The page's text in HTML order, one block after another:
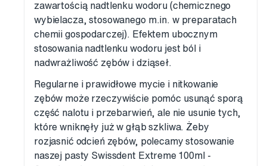
zawartością nadtlenku wodoru (chemicznego
wybielacza, stosowanego m.in. w preparatach
chemii gospodarczej). Efektem ubocznym
stosowania nadtlenku wodoru jest ból i
nadwrażliwość zębów i dziąseł.
Regularne i prawidłowe mycie i nitkowanie
zębów może rzeczywiście pomóc usunąć sporą
część nalotu i przebarwień, ale nie usunie tych,
które wniknęły już w głąb szkliwa. Żeby
rozjasnić odcień zębów, polecamy stosowanie
naszej pasty Swissdent Extreme 100ml -